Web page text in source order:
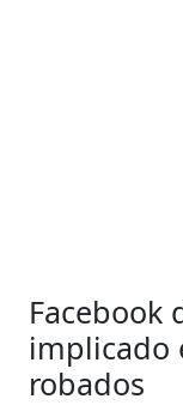
Facebook
implicado
robados